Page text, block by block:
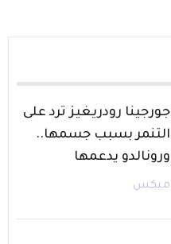
جورجينا رودريغيز ترد على
التنمر بسبب جسمها..
ورونالدو يدعمها
ميكس